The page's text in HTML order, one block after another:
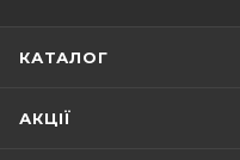
КАТАЛОГ
АКЦІЇ